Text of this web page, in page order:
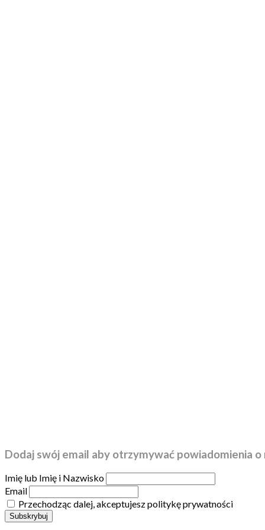
Dodaj swój email aby otrzymywać powiadomienia
Imię lub Imię i Nazwisko
Email
Przechodząc dalej, akceptujesz politykę prywatności